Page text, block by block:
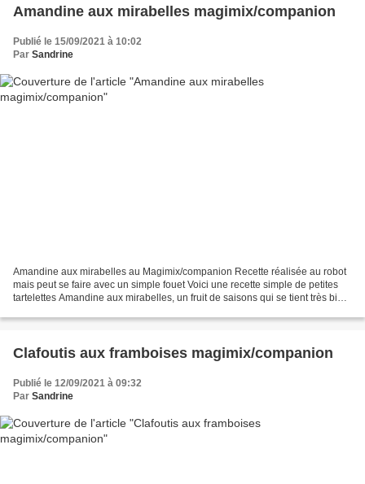
Amandine aux mirabelles magimix/companion
Publié le 15/09/2021 à 10:02
Par Sandrine
Amandine aux mirabelles au Magimix/companion Recette réalisée au robot
mais peut se faire avec un simple fouet Voici une recette simple de petites
tartelettes Amandine aux mirabelles, un fruit de saisons qui se tient très bien
Clafoutis aux framboises magimix/companion
Publié le 12/09/2021 à 09:32
Par Sandrine